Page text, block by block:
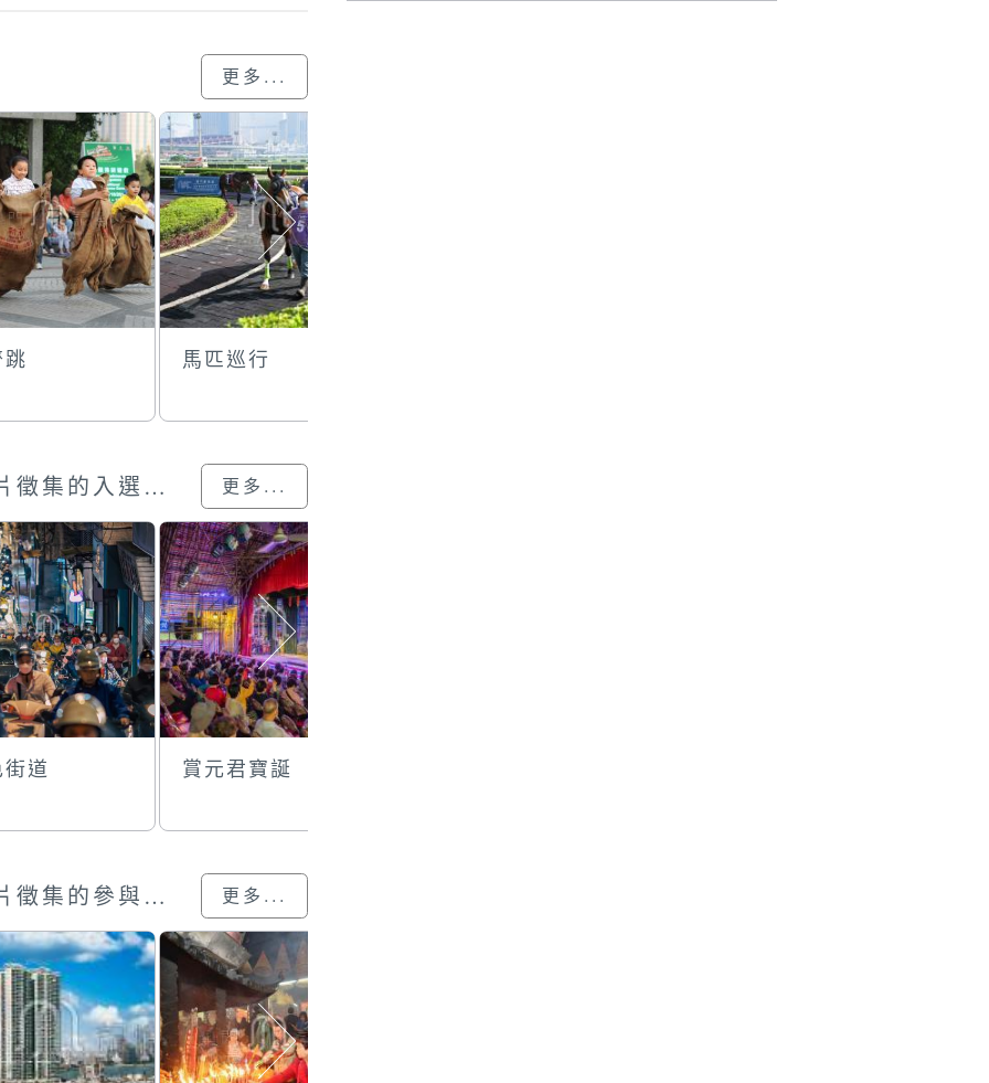
更多...
馬匹巡行
澳門回歸25載”攝影展圖片徵集的入選作品 更多...
道 賞元君寶誕
澳門回歸25載”攝影展圖片徵集的參與作品 更多...